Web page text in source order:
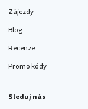
Zájezdy
Blog
Recenze
Promo kódy
Sleduj nás